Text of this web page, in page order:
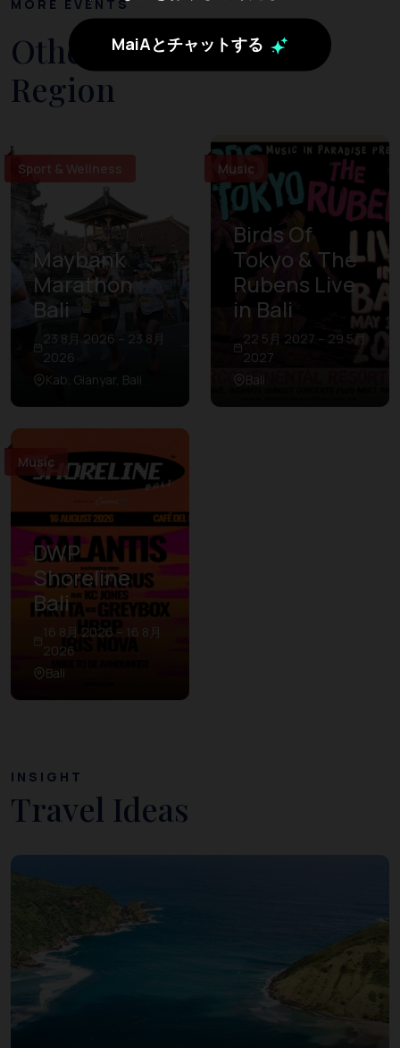
MaiAとチャットする
MORE EVENTS
Other Events in The
Region
Sport & Wellness
Maybank
Marathon
Bali
23 8月 2026 – 23 8月
2026
Kab. Gianyar, Bali
Music
Birds Of
Tokyo & The
Rubens Live
in Bali
22 5月 2027 – 29 5月
2027
Bali
Music
DWP
Shoreline
Bali
16 8月 2026 – 16 8月
2026
Bali
INSIGHT
Travel Ideas